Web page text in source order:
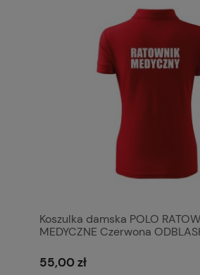
Koszulka damska POLO
MEDYCZNE Czerwona
55,00 zł